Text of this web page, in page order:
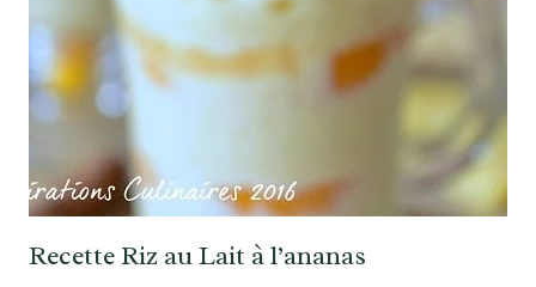
Recette Riz au Lait à l’ananas